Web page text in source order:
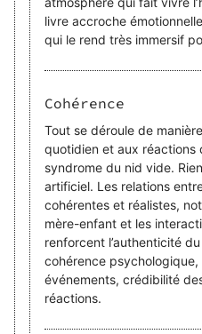
livre accroche
qui le rend très immersif
Cohérence
Tout se déroule de
quotidien et aux réactions
syndrome du nid vide.
artificiel. Les relations
cohérentes et réalistes,
mère-enfant et les
renforcent l’authenticité
cohérence
événements, crédibilité
réactions.